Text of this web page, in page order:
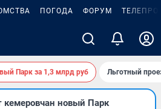
ПОГОДА ФОРУМ
Парк за 1,3 млрд руб Льготный
кемеровчан новый Парк